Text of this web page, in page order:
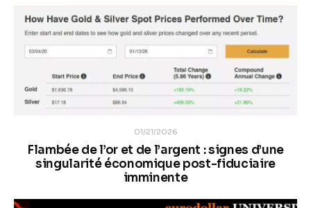
01/21/2026
Flambée de l’or et de l’argent : signes d’une
singularité économique post-fiduciaire
imminente